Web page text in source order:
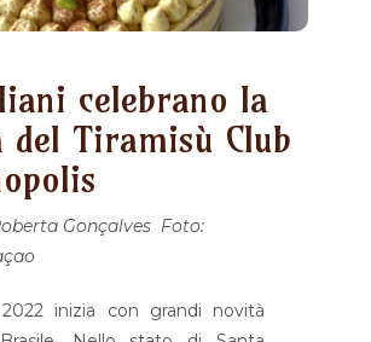
celebrano la
del Tiramisù Club
Gonçalves Foto:
2022 inizia con grandi novità